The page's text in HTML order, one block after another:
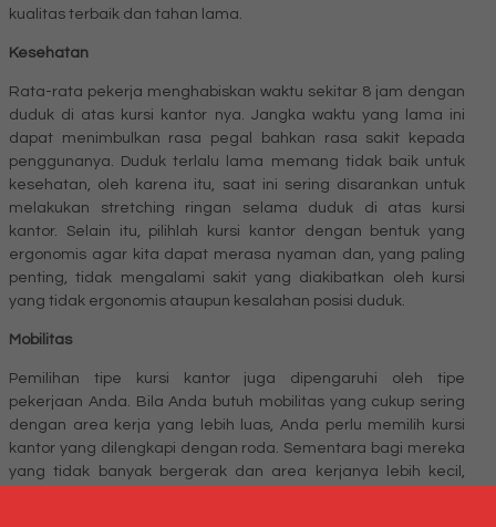
kualitas terbaik dan tahan lama.
Kesehatan
Rata-rata pekerja menghabiskan waktu sekitar 8 jam dengan
duduk di atas kursi kantor nya. Jangka waktu yang lama ini
dapat menimbulkan rasa pegal bahkan rasa sakit kepada
penggunanya. Duduk terlalu lama memang tidak baik untuk
kesehatan, oleh karena itu, saat ini sering disarankan untuk
melakukan stretching ringan selama duduk di atas kursi
kantor. Selain itu, pilihlah kursi kantor dengan bentuk yang
ergonomis agar kita dapat merasa nyaman dan, yang paling
penting, tidak mengalami sakit yang diakibatkan oleh kursi
yang tidak ergonomis ataupun kesalahan posisi duduk.
Mobilitas
Pemilihan tipe kursi kantor juga dipengaruhi oleh tipe
pekerjaan Anda. Bila Anda butuh mobilitas yang cukup sering
dengan area kerja yang lebih luas, Anda perlu memilih kursi
kantor yang dilengkapi dengan roda. Sementara bagi mereka
yang tidak banyak bergerak dan area kerjanya lebih kecil,